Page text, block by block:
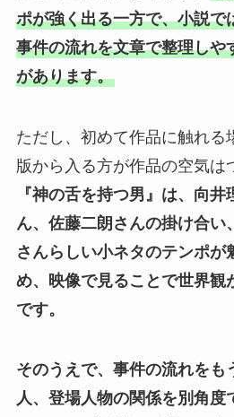
ポが強く出る一方で、小説で
事件の流れを文章で整理しや
があります。
ただし、初めて作品に触れる
版から入る方が作品の空気は
『神の舌を持つ男』は、向
ん、佐藤二朗さんの掛け合い
さんらしい小ネタのテンポが
め、映像で見ることで世界観
です。
そのうえで、事件の流れをも
人、登場人物の関係を別角度